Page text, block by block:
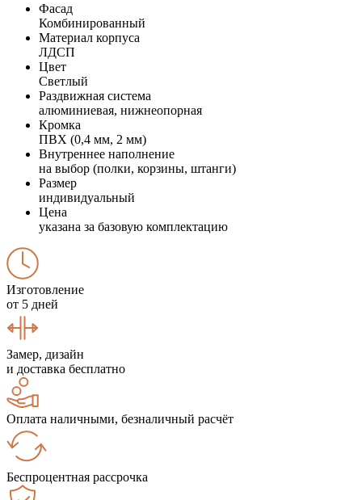
Фасад
Комбинированный
Материал корпуса
ЛДСП
Цвет
Светлый
Раздвижная система
алюминиевая, нижнеопорная
Кромка
ПВХ (0,4 мм, 2 мм)
Внутреннее наполнение
на выбор (полки, корзины, штанги)
Размер
индивидуальный
Цена
указана за базовую комплектацию
Изготовление
от 5 дней
Замер, дизайн
и доставка бесплатно
Оплата наличными, безналичный расчёт
Беспроцентная рассрочка